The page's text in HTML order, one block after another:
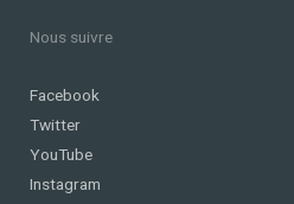
Nous suivre
Facebook
Twitter
YouTube
Instagram